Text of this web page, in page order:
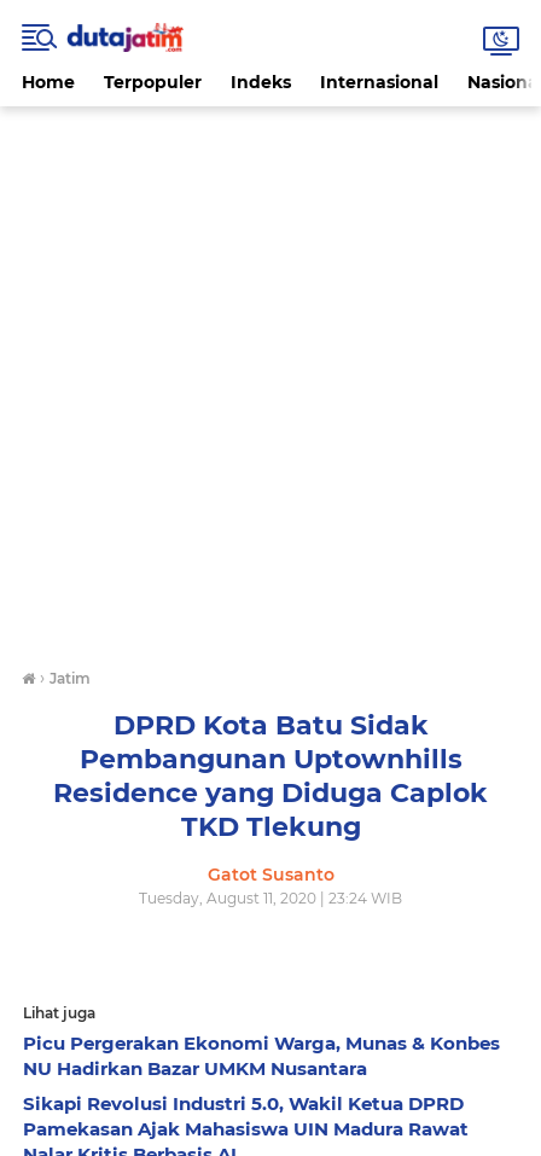
Home Terpopuler Indeks Internasional
› Jatim
DPRD Kota Batu Sidak
Pembangunan Uptownhills
Residence yang Diduga Caplok
TKD Tlekung
Gatot Susanto
Tuesday, August 11, 2020 | 23:24 WIB
Lihat juga
Picu Pergerakan Ekonomi Warga, Munas & Konbes
NU Hadirkan Bazar UMKM Nusantara
Sikapi Revolusi Industri 5.0, Wakil Ketua DPRD
Pamekasan Ajak Mahasiswa UIN Madura Rawat